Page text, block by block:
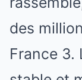
des
France 3.